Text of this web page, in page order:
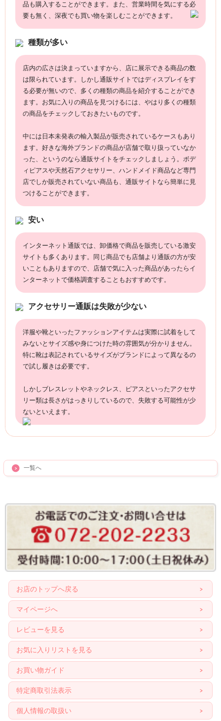
品も購入することができます。また、営業時間を気にする必
要も無く、深夜でも買い物を楽しむことができます。
種類が多い
店内の広さは決まっていますから、店に展示できる商品の数
は限られています。しかし通販サイトではディスプレイをす
る必要が無いので、多くの種類の商品を紹介することができ
ます。お気に入りの商品を見つけるには、やはり多くの種類
の商品をチェックしておきたいものです。
中には日本未発表の輸入製品が販売されているケースもあり
ます。好きな海外ブランドの商品が店舗で取り扱っていなか
った、というのなら通販サイトをチェックしましょう。 ボデ
ィピアスや天然石アクセサリー、ハンドメイド商品など専門
店でしか販売されていない商品も、通販サイトなら簡単に見
つけることができます。
安い
インターネット通販では、卸価格で商品を販売している激安
サイトも多くあります。同じ商品でも店舗より通販の方が安
いこともありますので、店舗で気に入った商品があったらイ
ンターネットで価格調査することもおすすめです。
アクセサリー通販は失敗が少ない
洋服や靴といったファッションアイテムは実際に試着をして
みないとサイズ感や身につけた時の雰囲気が分かりません。
特に靴は表記されているサイズがブランドによって異なるの
で試し履きは必要です。
しかしブレスレットやネックレス、ピアスといったアクセサ
リー類は長さがはっきりしているので、失敗する可能性が少
ないといえます。
一覧へ
お店のトップへ戻る
マイページへ
レビューを見る
お気に入りリストを見る
お買い物ガイド
特定商取引法表示
個人情報の取扱い